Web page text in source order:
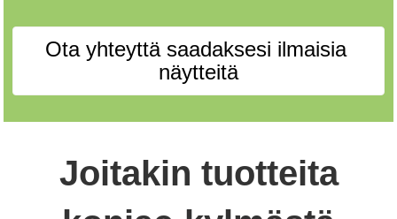
Ota yhteyttä saadaksesi ilmaisia ​​
näytteitä
Joitakin tuotteita